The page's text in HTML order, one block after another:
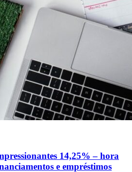
14,25% – hora
e empréstimos